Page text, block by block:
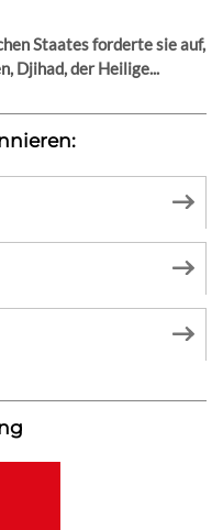
Staates forderte sie auf,
Djihad, der Heilige...